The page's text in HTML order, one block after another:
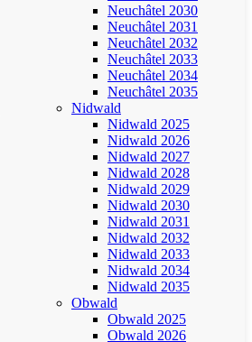
Neuchâtel 2030
Neuchâtel 2031
Neuchâtel 2032
Neuchâtel 2033
Neuchâtel 2034
Neuchâtel 2035
Nidwald
Nidwald 2025
Nidwald 2026
Nidwald 2027
Nidwald 2028
Nidwald 2029
Nidwald 2030
Nidwald 2031
Nidwald 2032
Nidwald 2033
Nidwald 2034
Nidwald 2035
Obwald
Obwald 2025
Obwald 2026